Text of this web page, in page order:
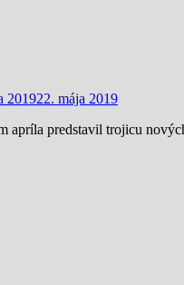
201922. mája 2019
apríla predstavil trojicu